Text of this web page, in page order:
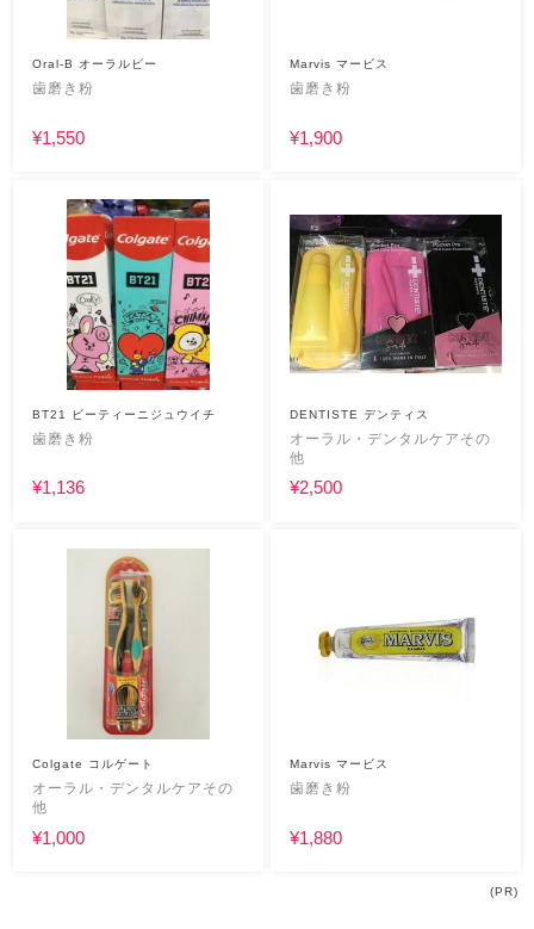
Oral-B オーラルビー
歯磨き粉
¥1,550
Marvis マービス
歯磨き粉
¥1,900
BT21 ビーティーニジュウイチ
歯磨き粉
¥1,136
DENTISTE デンティス
オーラル・デンタルケアその
他
¥2,500
Colgate コルゲート
オーラル・デンタルケアその
他
¥1,000
Marvis マービス
歯磨き粉
¥1,880
(PR)